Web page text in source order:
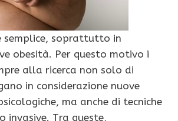
semplice, soprattutto in
obesità. Per questo motivo i
alla ricerca non solo di
in considerazione nuove
ma anche di tecniche
invasive. Tra queste,